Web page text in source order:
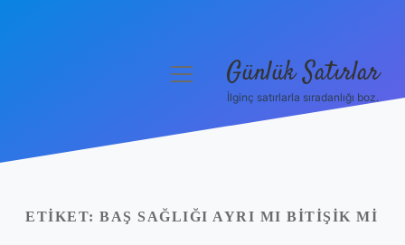
Yasal Uyarı
menüyü Günlük Satırlar
İlginç satırlarla sıradanlığı boz.
ETIKET: BAŞ SAĞLIĞI AYRI MI BITIŞIK MI